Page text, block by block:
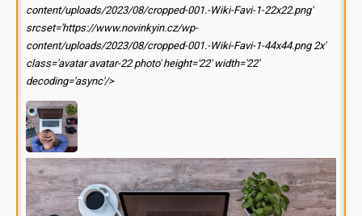
content/uploads/2023/08/cropped-001.-Wiki-Favi-1-22x22.png'
srcset='https://www.novinkyin.cz/wp-
content/uploads/2023/08/cropped-001.-Wiki-Favi-1-44x44.png 2x'
class='avatar avatar-22 photo' height='22' width='22'
decoding='async'/>